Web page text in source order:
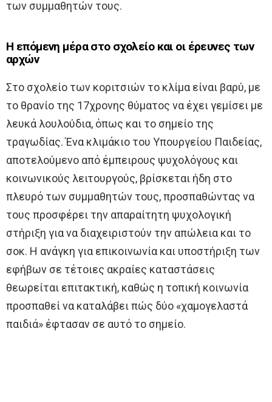
των συμμαθητών τους.
Η επόμενη μέρα στο σχολείο και οι έρευνες των
αρχών
Στο σχολείο των κοριτσιών το κλίμα είναι βαρύ, με
το θρανίο της 17χρονης θύματος να έχει γεμίσει με
λευκά λουλούδια, όπως και το σημείο της
τραγωδίας. Ένα κλιμάκιο του Υπουργείου Παιδείας,
αποτελούμενο από έμπειρους ψυχολόγους και
κοινωνικούς λειτουργούς, βρίσκεται ήδη στο
πλευρό των συμμαθητών τους, προσπαθώντας να
τους προσφέρει την απαραίτητη ψυχολογική
στήριξη για να διαχειριστούν την απώλεια και το
σοκ. Η ανάγκη για επικοινωνία και υποστήριξη των
εφήβων σε τέτοιες ακραίες καταστάσεις
θεωρείται επιτακτική, καθώς η τοπική κοινωνία
προσπαθεί να καταλάβει πώς δύο «χαμογελαστά
παιδιά» έφτασαν σε αυτό το σημείο.